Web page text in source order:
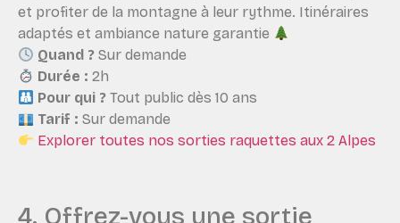
et profiter de la montagne à leur rythme. Itinéraires
adaptés et ambiance nature garantie
Quand ? Sur demande
Durée : 2h
Pour qui ? Tout public dès 10 ans
Tarif : Sur demande
Explorer toutes nos sorties raquettes aux 2 Alpes
4. Offrez-vous une sortie